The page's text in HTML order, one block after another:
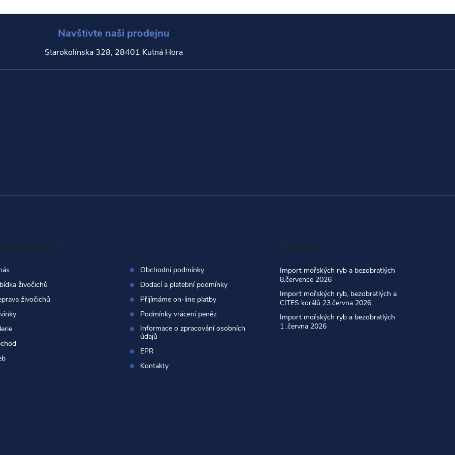
Navštivte naši prodejnu
Starokolínska 328, 28401 Kutná Hora
živočichů
živočichů
Obchodní podmínky
Dodací a platební podmínky
Přijímáme on-line platby
Podmínky vrácení peněz
Informace o zpracování osobních
údajů
EPR
Kontakty
Import mořských ryb a bezobratlých
8.července 2026
Import mořských ryb, bezobratlých a
CITES korálů 23.června 2026
Import mořských ryb a bezobratlých
1 .června 2026